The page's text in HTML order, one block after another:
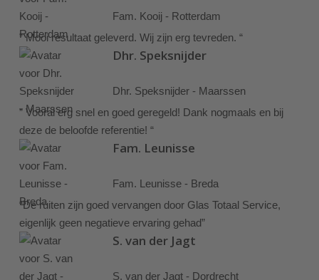
” Mooi resultaat geleverd. Wij zijn erg tevreden. “
Fam. Kooij - Rotterdam
Dhr. Speksnijder
” Vooral erg snel en goed geregeld! Dank nogmaals en bij
deze de beloofde referentie! “
Dhr. Speksnijder - Maarssen
Fam. Leunisse
“De ruiten zijn goed vervangen door Glas Totaal Service,
eigenlijk geen negatieve ervaring gehad”
Fam. Leunisse - Breda
S. van der Jagt
S. van der Jagt - Dordrecht